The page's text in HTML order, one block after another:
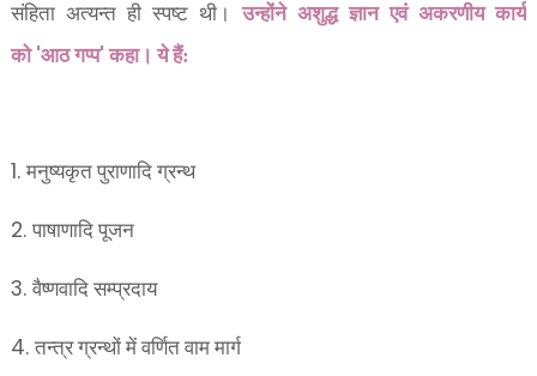
संहिता अत्यन्त ही स्पष्ट थी। उन्होंने अशुद्ध ज्ञान एवं अकरणीय कार्य
को 'आठ गप्प' कहा। ये हैं:
1. मनुष्यकृत पुराणादि ग्रन्थ
2. पाषाणादि पूजन
3. वैष्णवादि सम्प्रदाय
4. तन्त्र ग्रन्थों में वर्णित वाम मार्ग